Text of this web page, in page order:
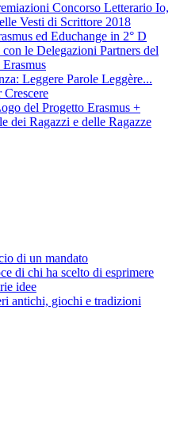
Concorso Letterario Io,
Vesti di Scrittore 2018
ed Educhange in 2° D
le Delegazioni Partners del
Leggere Parole Leggère...
del Progetto Erasmus +
dei Ragazzi e delle Ragazze
di un mandato
di chi ha scelto di esprimere
idee
antichi, giochi e tradizioni